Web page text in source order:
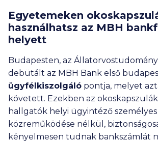
Egyetemeken
használhatsz az MBH
helyett
Budapesten, az
debütált az MBH Bank első
ügyfélkiszolgáló pontja, melyet
követett. Ezekben az
hallgatók helyi ügyintéző személyes
közreműködése nélkül,
kényelmesen tudnak bankszámlát